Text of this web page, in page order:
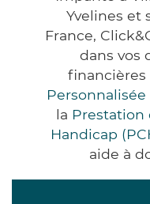
Yvelines et
France,
dans vos
la Prestation
Handicap
aide à